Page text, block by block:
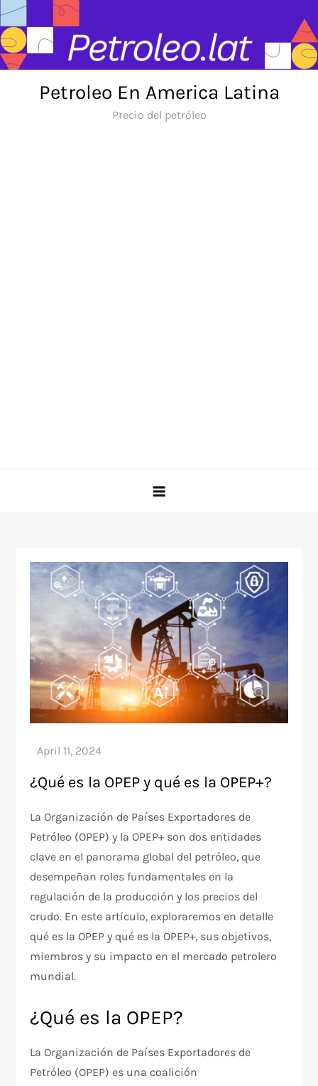
Skip
to
content
Petroleo En America Latina
Precio del petróleo
¿Qué es la OPEP y qué es la OPEP+?
La Organización de Países Exportadores de
Petróleo (OPEP) y la OPEP+ son dos entidades
clave en el panorama global del petróleo, que
desempeñan roles fundamentales en la
regulación de la producción y los precios del
crudo. En este artículo, exploraremos en detalle
qué es la OPEP y qué es la OPEP+, sus objetivos,
miembros y su impacto en el mercado petrolero
mundial.
¿Qué es la OPEP?
La Organización de Países Exportadores de
Petróleo (OPEP) es una coalición